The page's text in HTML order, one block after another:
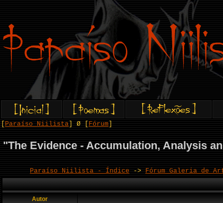
Paraíso Niilista ] Ø [ Fórum
"The Evidence - Accumulation, Analysis
Paraíso Niilista - Índice -> Fórum Galeria de
Autor